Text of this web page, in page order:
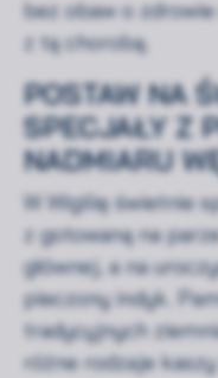
bez obaw o
z tą chorobą.
POSTAW NA
SPECJAŁY Z
NADMIARU
W Wigilię świetnie
z gotowaną na
głównej, a na
pieczony indyk.
tradycyjnych
różne rodzaje